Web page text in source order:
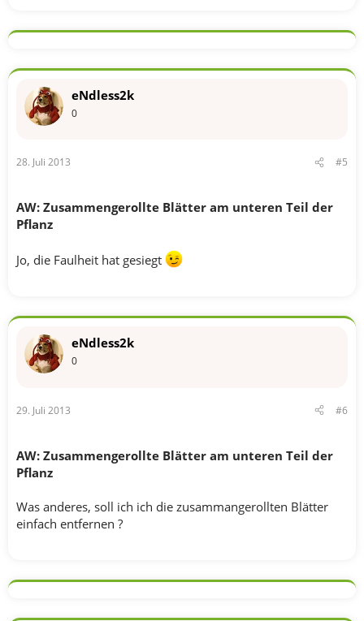
eNdless2k
0
28. Juli 2013 #5
AW: Zusammengerollte Blätter am unteren Teil der
Pflanz
Jo, die Faulheit hat gesiegt
eNdless2k
0
29. Juli 2013 #6
AW: Zusammengerollte Blätter am unteren Teil der
Pflanz
Was anderes, soll ich ich die zusammangerollten Blätter
einfach entfernen ?